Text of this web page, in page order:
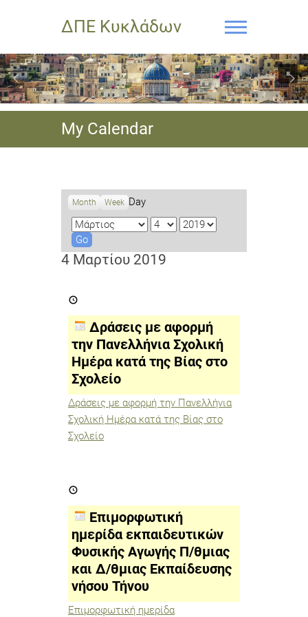
ΔΠΕ Κυκλάδων
My Calendar
Month Week Day
M
o
n
D
y
Y
a
4 Μαρτίου 2019
με
την
Πανελλήνια
Σχολική
Ημέρα
κατά
της
Βίας
στο
Σχολείο
Δράσεις με αφορμή
την Πανελλήνια Σχολική
Ημέρα κατά της Βίας στο
Σχολείο
Δράσεις με αφορμή την Πανελλήνια
Σχολική Ημέρα κατά της Βίας στο
Σχολείο
ημερίδα
Φυσικής
Αγωγής
θμιας
και
θμιας
Εκπαίδευσης
νήσου
Τήνου
Επιμορφωτική
ημερίδα εκπαιδευτικών
Φυσικής Αγωγής Π/θμιας
και Δ/θμιας Εκπαίδευσης
νήσου Τήνου
Επιμορφωτική ημερίδα